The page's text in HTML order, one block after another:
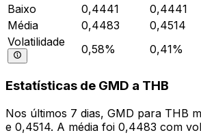
Baixo
0,4441 0,4441
Média
0,4483 0,4514
Volatilidade
0,58% 0,41%
Estatísticas de GMD a THB
Nos últimos 7 dias, GMD para THB
e 0,4514. A média foi 0,4483 com